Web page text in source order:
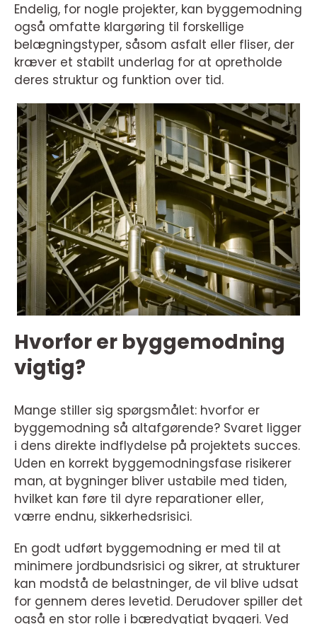
Endelig, for nogle projekter, kan byggemodning
også omfatte klargøring til forskellige
belægningstyper, såsom asfalt eller fliser, der
kræver et stabilt underlag for at opretholde
deres struktur og funktion over tid.
Hvorfor er byggemodning
vigtig?
Mange stiller sig spørgsmålet: hvorfor er
byggemodning så altafgørende? Svaret ligger
i dens direkte indflydelse på projektets succes.
Uden en korrekt byggemodningsfase risikerer
man, at bygninger bliver ustabile med tiden,
hvilket kan føre til dyre reparationer eller,
værre endnu, sikkerhedsrisici.
En godt udført byggemodning er med til at
minimere jordbundsrisici og sikrer, at strukturer
kan modstå de belastninger, de vil blive udsat
for gennem deres levetid. Derudover spiller det
også en stor rolle i bæredygtigt byggeri. Ved